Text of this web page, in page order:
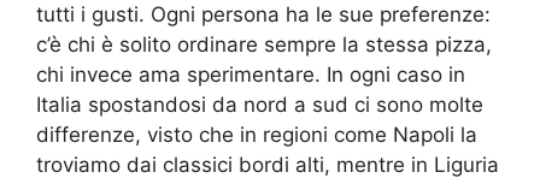
tutti i gusti. Ogni persona ha le sue preferenze:
c’è chi è solito ordinare sempre la stessa pizza,
chi invece ama sperimentare. In ogni caso in
Italia spostandosi da nord a sud ci sono molte
differenze, visto che in regioni come Napoli la
troviamo dai classici bordi alti, mentre in Liguria